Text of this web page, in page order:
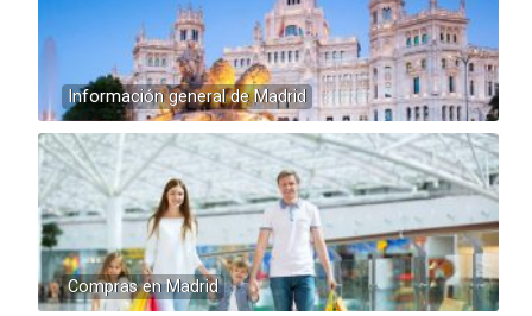
Información general de Madrid
Compras en Madrid